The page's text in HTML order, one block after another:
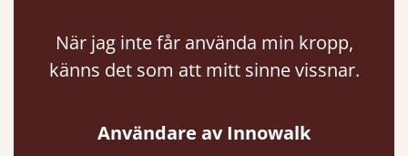
När jag inte får använda min kropp,
känns det som att mitt sinne vissnar.
Användare av Innowalk